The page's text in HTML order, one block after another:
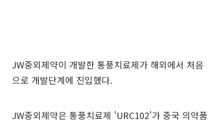
JW중외제약이 개발한 통풍치료제가 해외에서 처음
으로 개발단계에 진입했다.
JW중외제약은 통풍치료제 'URC102'가 중국 의약품